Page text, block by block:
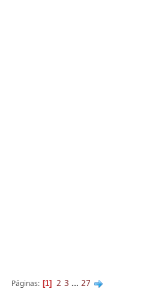
Páginas 1 2 3 ... 27